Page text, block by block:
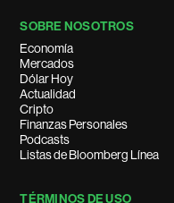
SOBRE NOSOTROS
Economía
Mercados
Dólar Hoy
Actualidad
Cripto
Finanzas Personales
Podcasts
Listas de Bloomberg Línea
TÉRMINOS DE USO